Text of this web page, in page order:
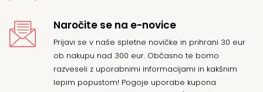
Naročite se na e-novice
Prijavi se v naše spletne novičke in prihrani 30 eur
ob nakupu nad 300 eur. Občasno te bomo
razveseli z uporabnimi informacijami in kakšnim
lepim popustom! Pogoje uporabe kupona